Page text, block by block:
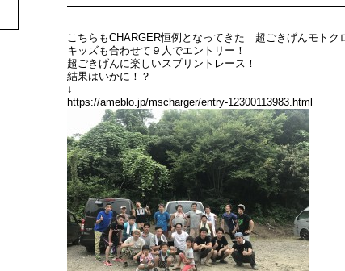
こちらもCHARGER恒例となってきた 超ごきげんモトク
キッズも合わせて９人でエントリー！
超ごきげんに楽しいスプリントレース！
結果はいかに！？
↓
https://ameblo.jp/mscharger/entry-12300113983.html